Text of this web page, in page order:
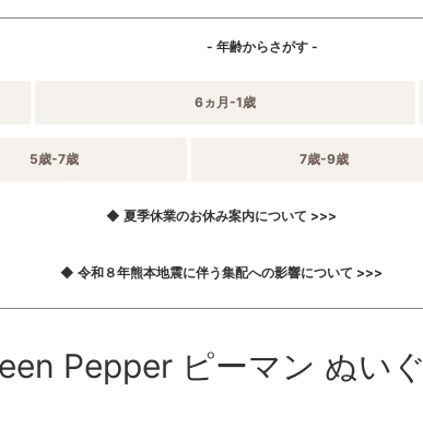
- 年齢からさがす -
6ヵ月-1歳
5歳-7歳 7歳-9歳
◆ 夏季休業のお休み案内について >>>
◆ 令和８年熊本地震に伴う集配への影響について >>>
Pepper ピーマン ぬいぐ